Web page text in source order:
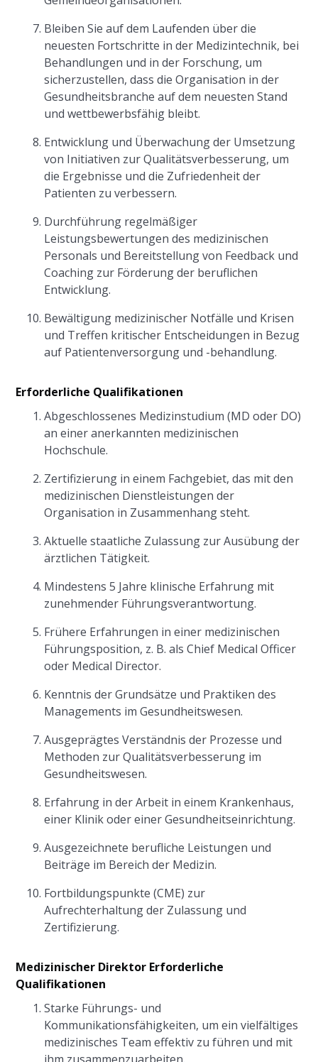
Bleiben Sie auf dem Laufenden über die
neuesten Fortschritte in der Medizintechnik, bei
Behandlungen und in der Forschung, um
sicherzustellen, dass die Organisation in der
Gesundheitsbranche auf dem neuesten Stand
und wettbewerbsfähig bleibt.
Entwicklung und Überwachung der Umsetzung
von Initiativen zur Qualitätsverbesserung, um
die Ergebnisse und die Zufriedenheit der
Patienten zu verbessern.
Durchführung regelmäßiger
Leistungsbewertungen des medizinischen
Personals und Bereitstellung von Feedback und
Coaching zur Förderung der beruflichen
Entwicklung.
Bewältigung medizinischer Notfälle und Krisen
und Treffen kritischer Entscheidungen in Bezug
auf Patientenversorgung und -behandlung.
Erforderliche Qualifikationen
Abgeschlossenes Medizinstudium (MD oder DO)
an einer anerkannten medizinischen
Hochschule.
Zertifizierung in einem Fachgebiet, das mit den
medizinischen Dienstleistungen der
Organisation in Zusammenhang steht.
Aktuelle staatliche Zulassung zur Ausübung der
ärztlichen Tätigkeit.
Mindestens 5 Jahre klinische Erfahrung mit
zunehmender Führungsverantwortung.
Frühere Erfahrungen in einer medizinischen
Führungsposition, z. B. als Chief Medical Officer
oder Medical Director.
Kenntnis der Grundsätze und Praktiken des
Managements im Gesundheitswesen.
Ausgeprägtes Verständnis der Prozesse und
Methoden zur Qualitätsverbesserung im
Gesundheitswesen.
Erfahrung in der Arbeit in einem Krankenhaus,
einer Klinik oder einer Gesundheitseinrichtung.
Ausgezeichnete berufliche Leistungen und
Beiträge im Bereich der Medizin.
Fortbildungspunkte (CME) zur
Aufrechterhaltung der Zulassung und
Zertifizierung.
Medizinischer Direktor Erforderliche
Qualifikationen
Starke Führungs- und
Kommunikationsfähigkeiten, um ein vielfältiges
medizinisches Team effektiv zu führen und mit